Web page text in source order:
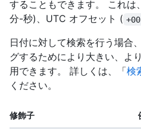
することもできます。 これは、
分-秒)、UTC オフセット (
日付に対して検索を行う場合
グするためにより大きい、よ
用できます。 詳しくは、「検
ください。
修飾子